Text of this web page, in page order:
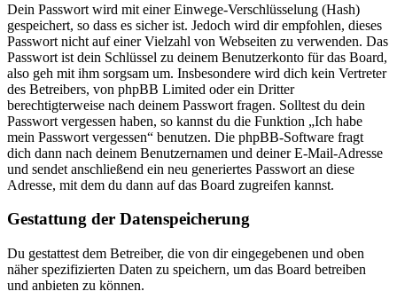
Dein Passwort wird mit einer Einwege-Verschlüsselung (Hash)
gespeichert, so dass es sicher ist. Jedoch wird dir empfohlen, dieses
Passwort nicht auf einer Vielzahl von Webseiten zu verwenden. Das
Passwort ist dein Schlüssel zu deinem Benutzerkonto für das Board,
also geh mit ihm sorgsam um. Insbesondere wird dich kein Vertreter
des Betreibers, von phpBB Limited oder ein Dritter
berechtigterweise nach deinem Passwort fragen. Solltest du dein
Passwort vergessen haben, so kannst du die Funktion „Ich habe
mein Passwort vergessen“ benutzen. Die phpBB-Software fragt
dich dann nach deinem Benutzernamen und deiner E-Mail-Adresse
und sendet anschließend ein neu generiertes Passwort an diese
Adresse, mit dem du dann auf das Board zugreifen kannst.
Gestattung der Datenspeicherung
Du gestattest dem Betreiber, die von dir eingegebenen und oben
näher spezifizierten Daten zu speichern, um das Board betreiben
und anbieten zu können.